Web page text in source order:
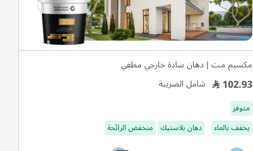
مكسيم مت | دهان سادة خارجي مطفي
102.93 شامل الضريبة
متوفر
يخفف بالماء
دهان بلاستيك منخفض الرائحة